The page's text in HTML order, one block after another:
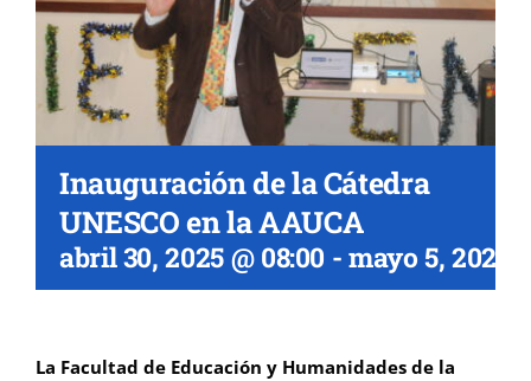
ACCESOS DIRECTOS
Inauguración de la Cátedra
UNESCO en la AAUCA
abril 30, 2025 @ 08:00 -mayo 5, 2025
La Facultad de Educación y Humanidades de la